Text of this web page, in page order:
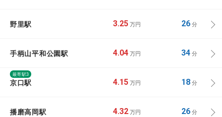
野里駅 3.25 万円 26分
手柄山平和公園駅 4.04 万円 34分
最寄駅3
京口駅 4.15 万円 18分
播磨高岡駅 4.32 万円 26分